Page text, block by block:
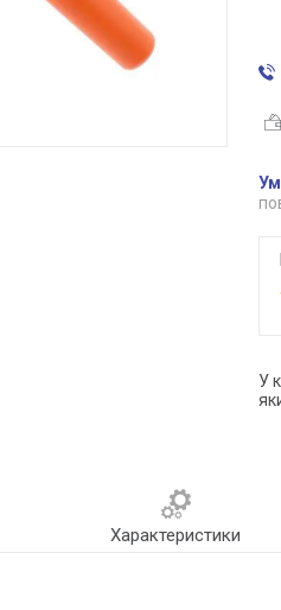
У
Характеристики